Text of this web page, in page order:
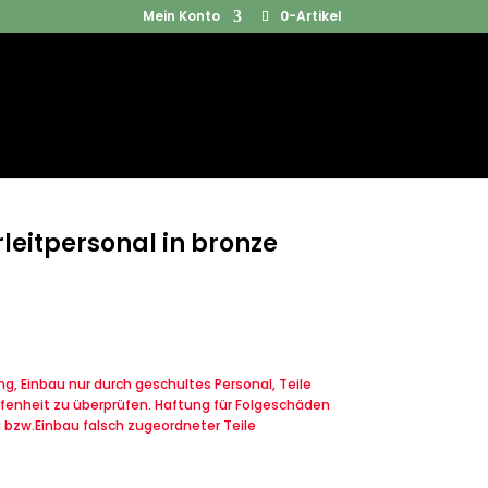
Mein Konto 0-Artikel
Products
in bronze
Einbau nur durch geschultes Personal, Teile
zu überprüfen. Haftung für Folgeschäden
falsch zugeordneter Teile